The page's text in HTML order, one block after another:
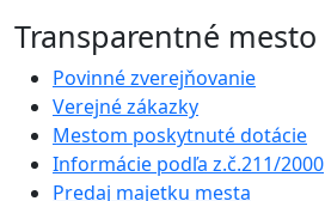
Transparentné mesto
Povinné zverejňovanie
Verejné zákazky
Mestom poskytnuté dotácie
Informácie podľa z.č.211/2000
Predaj majetku mesta